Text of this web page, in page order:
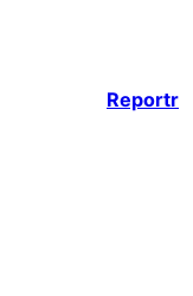
Reportr